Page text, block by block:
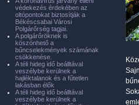
védekezés érdekében az
oltópontokat biztosítják a
Békéscsabai Városi
Polgárőrség tagjai.
A polgárőröknek is
köszönhető a
bűncselekmények számának
csökkenése.
A téli hideg idő beálltával
veszélybe kerülnek a
hajléktalanok és a fűtetlen
lakásban élők
A téli hideg idő beálltával
veszélybe kerülnek a